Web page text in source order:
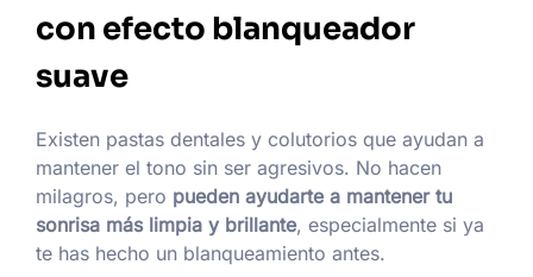
con efecto blanqueador
suave
Existen pastas dentales y colutorios que ayudan a
mantener el tono sin ser agresivos. No hacen
milagros, pero pueden ayudarte a mantener tu
sonrisa más limpia y brillante, especialmente si ya
te has hecho un blanqueamiento antes.